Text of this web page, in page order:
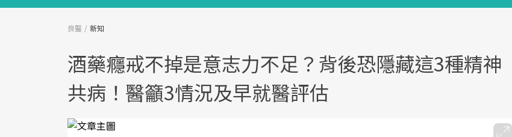
良醫 新知
酒藥癮戒不掉是意志力不足？背後恐隱藏這3種精神
共病！醫籲3情況及早就醫評估